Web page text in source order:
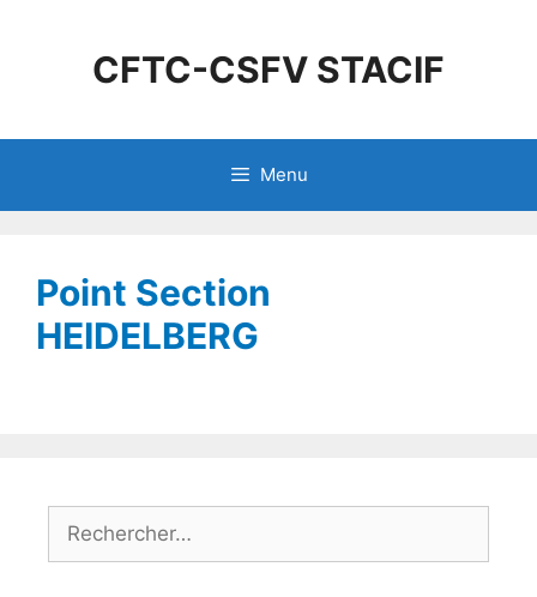
CFTC-CSFV STACIF
Menu
Point Section
HEIDELBERG